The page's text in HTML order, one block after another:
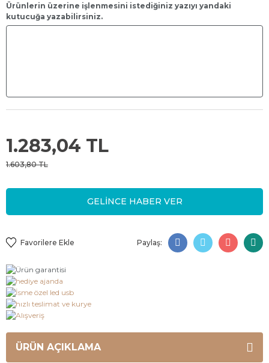
Ürünlerin üzerine işlenmesini istediğiniz yazıyı yandaki
kutucuğa yazabilirsiniz.
1.283,04 TL
1.603,80 TL
GELİNCE HABER VER
Paylaş:
ÜRÜN AÇIKLAMA